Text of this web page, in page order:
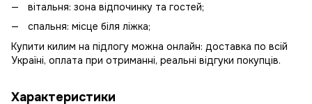
вітальня: зона відпочинку та гостей;
спальня: місце біля ліжка;
Купити килим на підлогу можна онлайн: доставка по всій
Україні, оплата при отриманні, реальні відгуки покупців.
Характеристики